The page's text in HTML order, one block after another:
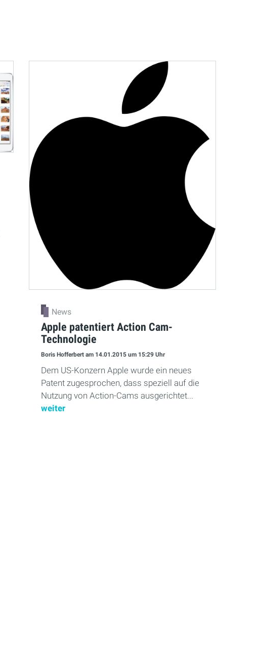
News
Apple patentiert Action Cam-
Technologie
Boris Hofferbert am 14.01.2015 um 15:29 Uhr
Dem US-Konzern Apple wurde ein neues
Patent zugesprochen, dass speziell auf die
Nutzung von Action-Cams ausgerichtet...
weiter